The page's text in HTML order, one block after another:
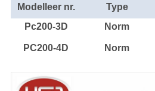
Modelleer nr. Type
Pc200-3D
Norm
PC200-4D
Norm